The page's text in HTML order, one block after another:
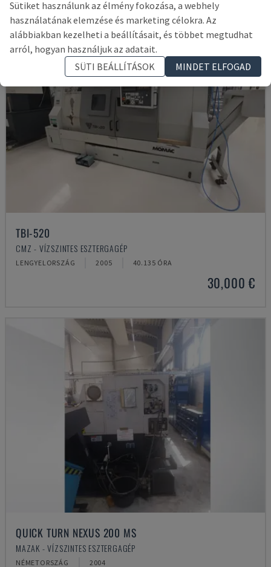
TBI-520
CMZ - VÍZSZINTES ESZTERGAGÉP
LENGYELORSZÁG 2005 40.135 ÓRA
30,000 €
QUICK TURN NEXUS 200 MS
MAZAK - VÍZSZINTES ESZTERGAGÉP
NÉMETORSZÁG 2004
Sütiket használunk az élmény fokozása, a webhely
használatának elemzése és marketing célokra. Az
alábbiakban kezelheti a beállításait, és többet megtudhat
arról, hogyan használjuk az adatait.
SÜTI BEÁLLÍTÁSOK
MINDET ELFOGAD